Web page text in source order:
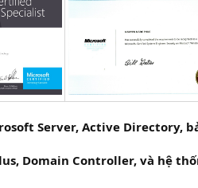
Server, Active Directory,
Domain Controller, và hệ